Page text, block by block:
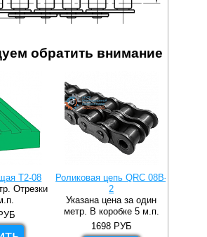
обратить внимание
T2-08
Отрезки
Роликовая цепь QRC 08B-
2
Указана цена за один
метр. В коробке 5 м.п.
1698 РУБ